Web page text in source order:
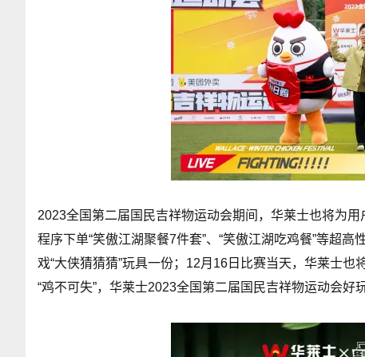
2023全国第二届国民吉祥物运动会期间，华莱士也将为
程序下单“笑傲江湖聚餐7件套”、“笑傲江湖吃鸡餐”等超
戏“大侠猜猜猜”玩具一份；12月16日比赛当天，华莱士
“鸡不可失”，华莱士2023全国第二届国民吉祥物运动会好